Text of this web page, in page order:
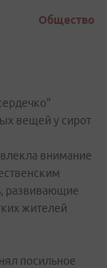
Общество
вещей у сирот
внимание
развивающие
жителей
посильное